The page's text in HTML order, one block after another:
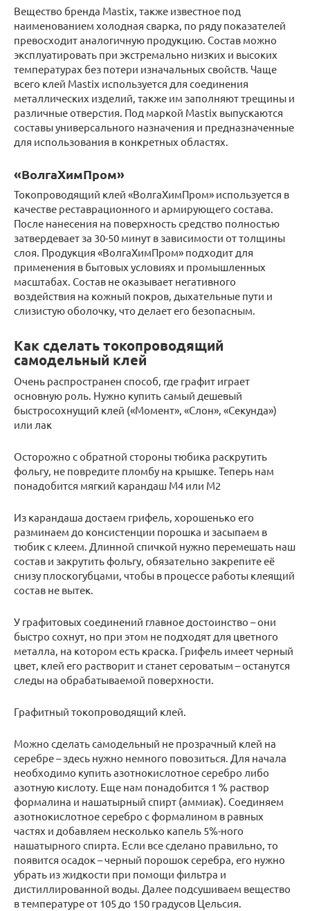
Вещество бренда Mastix, также известное под
наименованием холодная сварка, по ряду показателей
превосходит аналогичную продукцию. Состав можно
эксплуатировать при экстремально низких и высоких
температурах без потери изначальных свойств. Чаще
всего клей Mastix используется для соединения
металлических изделий, также им заполняют трещины и
различные отверстия. Под маркой Mastix выпускаются
составы универсального назначения и предназначенные
для использования в конкретных областях.
«ВолгаХимПром»
Токопроводящий клей «ВолгаХимПром» используется в
качестве реставрационного и армирующего состава.
После нанесения на поверхность средство полностью
затвердевает за 30-50 минут в зависимости от толщины
слоя. Продукция «ВолгаХимПром» подходит для
применения в бытовых условиях и промышленных
масштабах. Состав не оказывает негативного
воздействия на кожный покров, дыхательные пути и
слизистую оболочку, что делает его безопасным.
Как сделать токопроводящий
самодельный клей
Очень распространен способ, где графит играет
основную роль. Нужно купить самый дешевый
быстросохнущий клей («Момент», «Слон», «Секунда»)
или лак
Осторожно с обратной стороны тюбика раскрутить
фольгу, не повредите пломбу на крышке. Теперь нам
понадобится мягкий карандаш М4 или М2
Из карандаша достаем грифель, хорошенько его
разминаем до консистенции порошка и засыпаем в
тюбик с клеем. Длинной спичкой нужно перемешать наш
состав и закрутить фольгу, обязательно закрепите её
снизу плоскогубцами, чтобы в процессе работы клеящий
состав не вытек.
У графитовых соединений главное достоинство – они
быстро сохнут, но при этом не подходят для цветного
металла, на котором есть краска. Грифель имеет черный
цвет, клей его растворит и станет сероватым – останутся
следы на обрабатываемой поверхности.
Графитный токопроводящий клей.
Можно сделать самодельный не прозрачный клей на
серебре – здесь нужно немного повозиться. Для начала
необходимо купить азотнокислотное серебро либо
азотную кислоту. Еще нам понадобится 1 % раствор
формалина и нашатырный спирт (аммиак). Соединяем
азотнокислотное серебро с формалином в равных
частях и добавляем несколько капель 5%-ного
нашатырного спирта. Если все сделано правильно, то
появится осадок – черный порошок серебра, его нужно
убрать из жидкости при помощи фильтра и
дистиллированной воды. Далее подсушиваем вещество
в температуре от 105 до 150 градусов Цельсия.